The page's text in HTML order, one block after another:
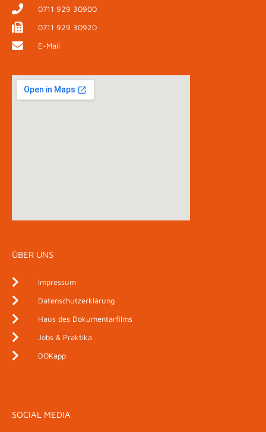
0711 929 30900
0711 929 30920
E-Mail
ÜBER UNS
Impressum
Datenschutzerklärung
Haus des Dokumentarfilms
Jobs & Praktika
DOKapp
SOCIAL MEDIA